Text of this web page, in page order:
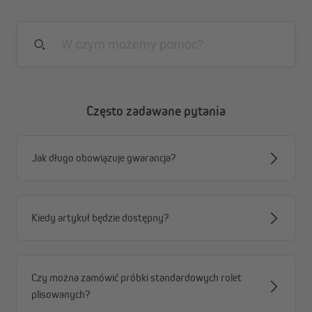
ściereczką, aby utrzymać roletę w idealnym stanie.
Często zadawane pytania
Jak długo obowiązuje gwarancja?
Kiedy artykuł będzie dostępny?
Czy można zamówić próbki standardowych rolet
plisowanych?